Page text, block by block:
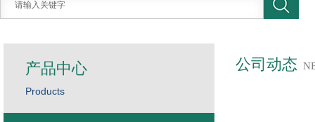
公司动态
产品中心
Products